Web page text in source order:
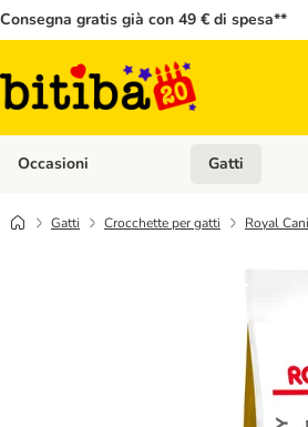
Consegna gratis già con 49 € di spesa**
Occasioni Apri Menù
Gatti
Gatti Crocchette per gatti Royal